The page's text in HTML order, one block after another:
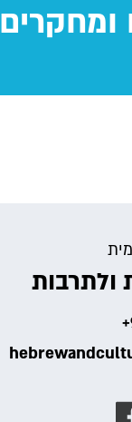
ומחקרים
ולתרבות